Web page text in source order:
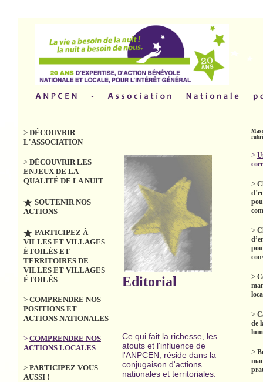
> DÉCOUVRIR
L'ASSOCIATION
> DÉCOUVRIR LES
ENJEUX DE LA
QUALITÉ DE LA NUIT
SOUTENIR NOS
ACTIONS
PARTICIPEZ À
VILLES ET VILLAGES
ÉTOILÉS ET
TERRITOIRES DE
VILLES ET VILLAGES
ÉTOILÉS
> COMPRENDRE NOS
POSITIONS ET
ACTIONS NATIONALES
> COMPRENDRE NOS
ACTIONS LOCALES
> PARTICIPEZ VOUS
AUSSI !
Editorial
Ce qui fait la richesse, les
atouts et l'influence de
l'ANPCEN, réside dans la
conjugaison d'actions
nationales et territoriales.
>
>
>
>
>
de
>